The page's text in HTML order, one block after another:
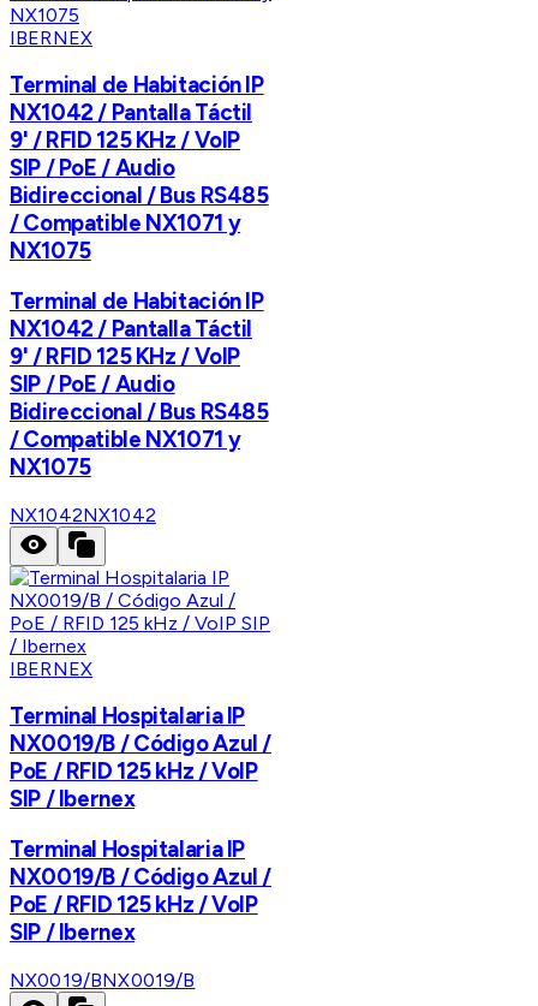
IBERNEX
Terminal de Habitación IP
NX1042 / Pantalla Táctil
9' / RFID 125 KHz / VoIP
SIP / PoE / Audio
Bidireccional / Bus RS485
/ Compatible NX1071 y
NX1075
Terminal de Habitación IP
NX1042 / Pantalla Táctil
9' / RFID 125 KHz / VoIP
SIP / PoE / Audio
Bidireccional / Bus RS485
/ Compatible NX1071 y
NX1075
NX1042NX1042
IBERNEX
Terminal Hospitalaria IP
NX0019/B / Código Azul /
PoE / RFID 125 kHz / VoIP
SIP / Ibernex
Terminal Hospitalaria IP
NX0019/B / Código Azul /
PoE / RFID 125 kHz / VoIP
SIP / Ibernex
NX0019/BNX0019/B